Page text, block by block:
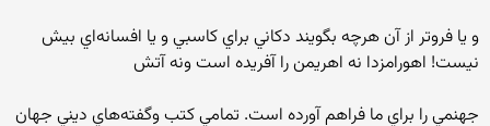
و يا فروتر از آن هرچه بگويند دكاني براي كاسبي و يا افسانه‌اي بيش
نيست! اهورامزدا نه اهريمن را ‏آ‏فريده است ونه آتش
جهنمي را براي ما فراهم آورده است. تمامي كتب وگفته‌هاي ديني جهان